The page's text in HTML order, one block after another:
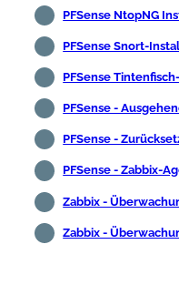
PFSense NtopNG
PFSense Snort-
PFSense
PFSense -
PFSense -
PFSense - Zabbix-
Zabbix -
Zabbix -